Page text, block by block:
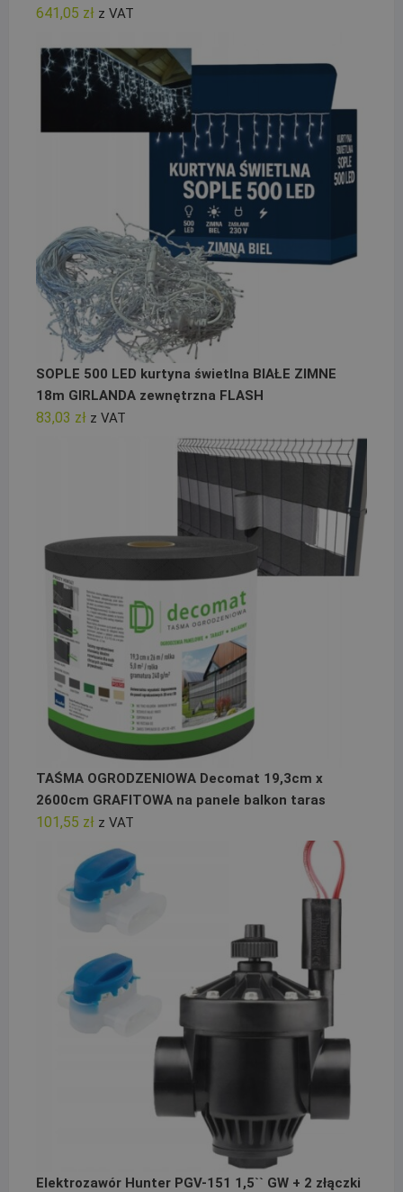
641,05 zł z VAT
SOPLE 500 LED kurtyna świetlna BIAŁE ZIMNE
18m GIRLANDA zewnętrzna FLASH
83,03 zł z VAT
TAŚMA OGRODZENIOWA Decomat 19,3cm x
2600cm GRAFITOWA na panele balkon taras
101,55 zł z VAT
Elektrozawór Hunter PGV-151 1,5`` GW + 2 złączki